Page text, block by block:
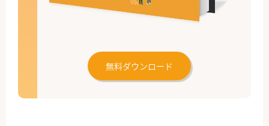
無料ダウンロード